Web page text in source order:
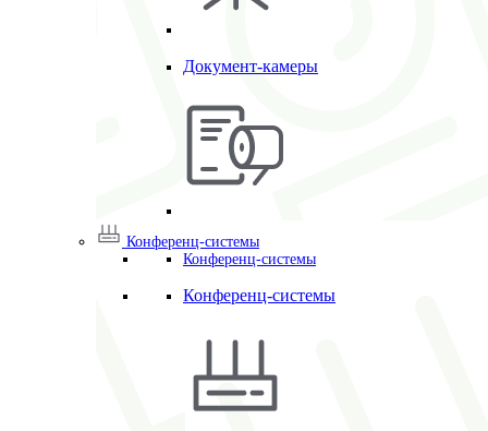
Документ-камеры
Конференц-системы
Конференц-системы
Конференц-системы